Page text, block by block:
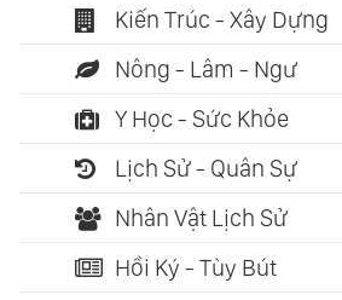
Kiến Trúc - Xây Dựng
Nông - Lâm - Ngư
Y Học - Sức Khỏe
Lịch Sử - Quân Sự
Nhân Vật Lịch Sử
Hồi Ký - Tùy Bút